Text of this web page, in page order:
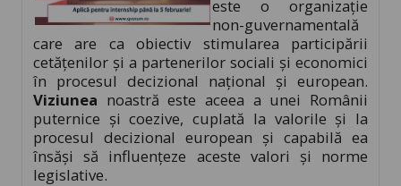
este o organizație
non-guvernamentală
care are ca obiectiv stimularea participării
cetăţenilor şi a partenerilor sociali și economici
în procesul decizional naţional şi european.
Viziunea noastră este aceea a unei Românii
puternice și coezive, cuplată la valorile și la
procesul decizional european și capabilă ea
însăși să influențeze aceste valori și norme
legislative.